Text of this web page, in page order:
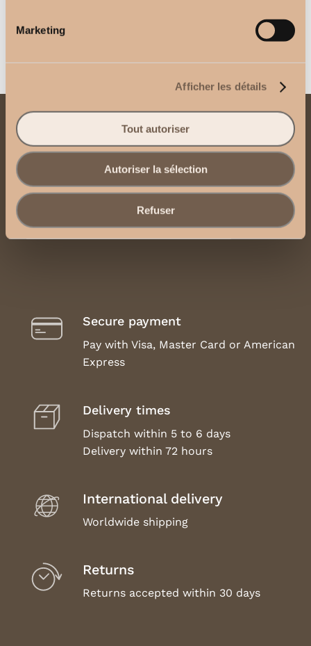
Marketing
Afficher les détails
Tout autoriser
Autoriser la sélection
Refuser
Contact us
Send us an email
Contact us via WhatsApp
Legal Notice, Terms and Conditions of Use
Secure payment
Pay with Visa, Master Card or American
Express
Delivery times
Dispatch within 5 to 6 days
Delivery within 72 hours
International delivery
Worldwide shipping
Returns
Returns accepted within 30 days